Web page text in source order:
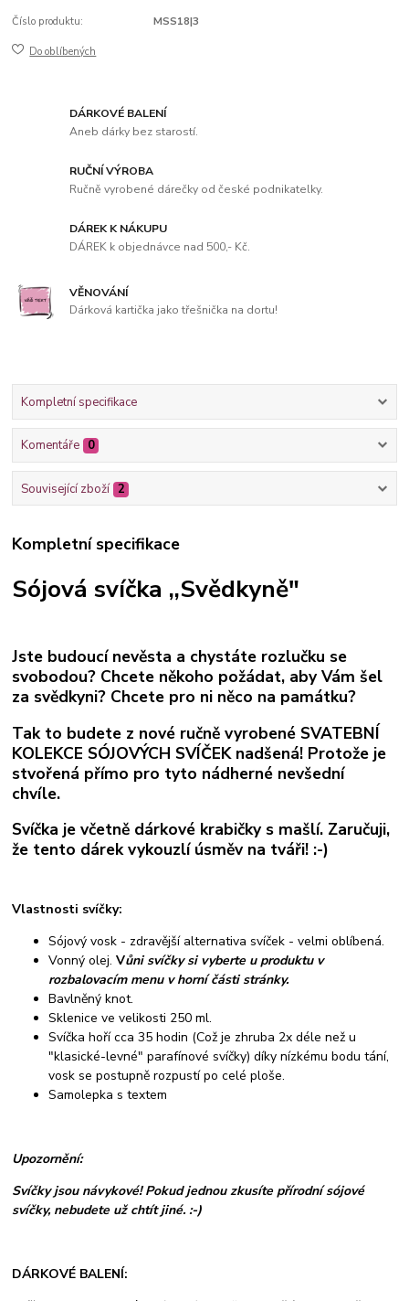
Číslo produktu: MSS18|3
Do oblíbených
DÁRKOVÉ BALENÍ
Aneb dárky bez starostí.
RUČNÍ VÝROBA
Ručně vyrobené dárečky od české podnikatelky.
DÁREK K NÁKUPU
DÁREK k objednávce nad 500,- Kč.
VĚNOVÁNÍ
Dárková kartička jako třešnička na dortu!
Kompletní specifikace
Komentáře 0
Související zboží 2
Kompletní specifikace
Sójová svíčka ,,Svědkyně"
Jste budoucí nevěsta a chystáte rozlučku se
svobodou? Chcete někoho požádat, aby Vám šel
za svědkyni? Chcete pro ni něco na památku?
Tak to budete z nové ručně vyrobené SVATEBNÍ
KOLEKCE SÓJOVÝCH SVÍČEK nadšená! Protože je
stvořená přímo pro tyto nádherné nevšední
chvíle.
Svíčka je včetně dárkové krabičky s mašlí. Zaručuji,
že tento dárek vykouzlí úsměv na tváři! :-)
Vlastnosti svíčky:
Sójový vosk - zdravější alternativa svíček - velmi oblíbená.
Vonný olej.Vůni svíčky si vyberte u produktu v
rozbalovacím menu v horní části stránky.
Bavlněný knot.
Sklenice ve velikosti 250 ml.
Svíčka hoří cca 35 hodin (Což je zhruba 2x déle než u
"klasické-levné" parafínové svíčky) díky nízkému bodu tání,
vosk se postupně rozpustí po celé ploše.
Samolepka s textem
Upozornění:
Svíčky jsou návykové! Pokud jednou zkusíte přírodní sójové
svíčky, nebudete už chtít jiné. :-)
DÁRKOVÉ BALENÍ: